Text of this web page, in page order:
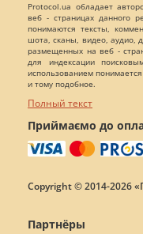
Protocol.ua обладает
веб - страницах данного
понимаются тексты,
шота, сканы, видео, аудио,
размещенных на веб -
для индексации
использованием
и тому подобное.
Полный текст
Приймаємо до
Copyright © 2014-2026
Партнёры